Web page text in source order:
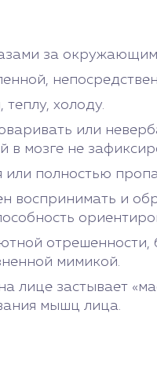
за
холоду.
или
в мозге не
полностью
воспринимать и
мимикой.
лице застывает
мышц лица.